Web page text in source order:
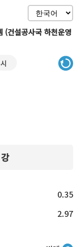
(건설공사국 하천운영
0.35
2.97